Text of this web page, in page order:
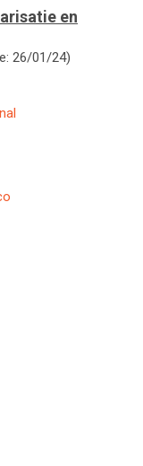
en
26/01/24)